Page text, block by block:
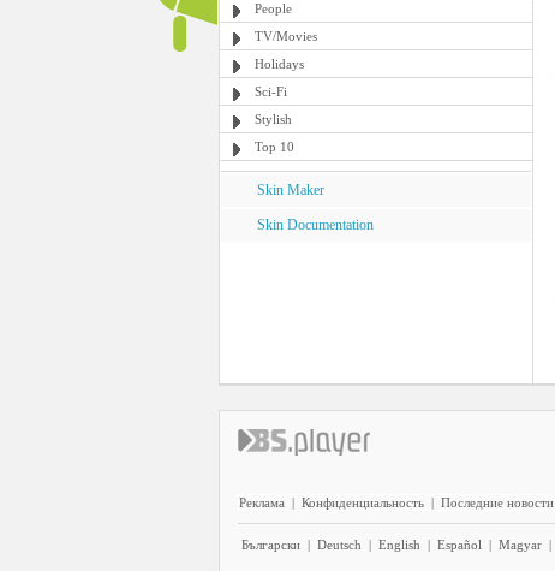
People
TV/Movies
Holidays
Sci-Fi
Stylish
Top 10
Skin Maker
Skin Documentation
Реклама | Конфиденциальность | Последние новости
Български | Deutsch | English | Español | Magyar |